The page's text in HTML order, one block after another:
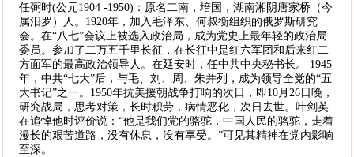
任弼时(公元1904 -1950)：原名二南，培国，湖南湘阴唐家桥（今
属汨罗）人。1920年，加入毛泽东、何叔衡组织的俄罗斯研究
会。在“八七”会议上被选入政治局，成为党史上最年轻的政治局
委员。参加了二万五千里长征，在长征中是红六军团和后来红二
方面军的最高政治领导人。在延安时，任中共中央秘书长。 1945
年，中共“七大”后，与毛、刘、周、朱并列，成为领导全党的“五
大书记”之一。1950年抗美援朝战争打响的次日，即10月26日晚，
研究战局，思考对策，长时积劳，病情恶化，次日去世。叶剑英
在追悼他时评价说：“他是我们党的骆驼，中国人民的骆驼，走着
漫长的艰苦道路，没有休息，没有享受。”可见其精神在党内影响
至深。